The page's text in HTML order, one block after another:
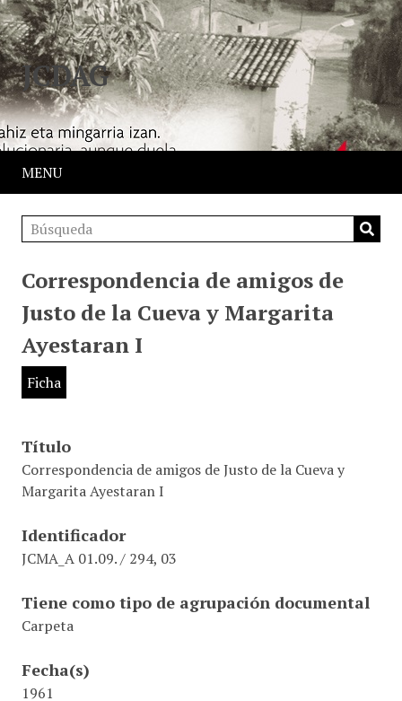
JCDAG
MENU
Correspondencia de amigos de
Justo de la Cueva y Margarita
Ayestaran I
Ficha
Título
Correspondencia de amigos de Justo de la Cueva y
Margarita Ayestaran I
Identificador
JCMA_A 01.09. / 294, 03
Tiene como tipo de agrupación documental
Carpeta
Fecha(s)
1961